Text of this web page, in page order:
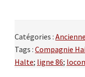
Catégories :
Tags : Compagnie
Halte; ligne 86;